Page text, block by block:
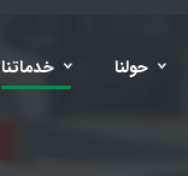
حولنا خدماتنا